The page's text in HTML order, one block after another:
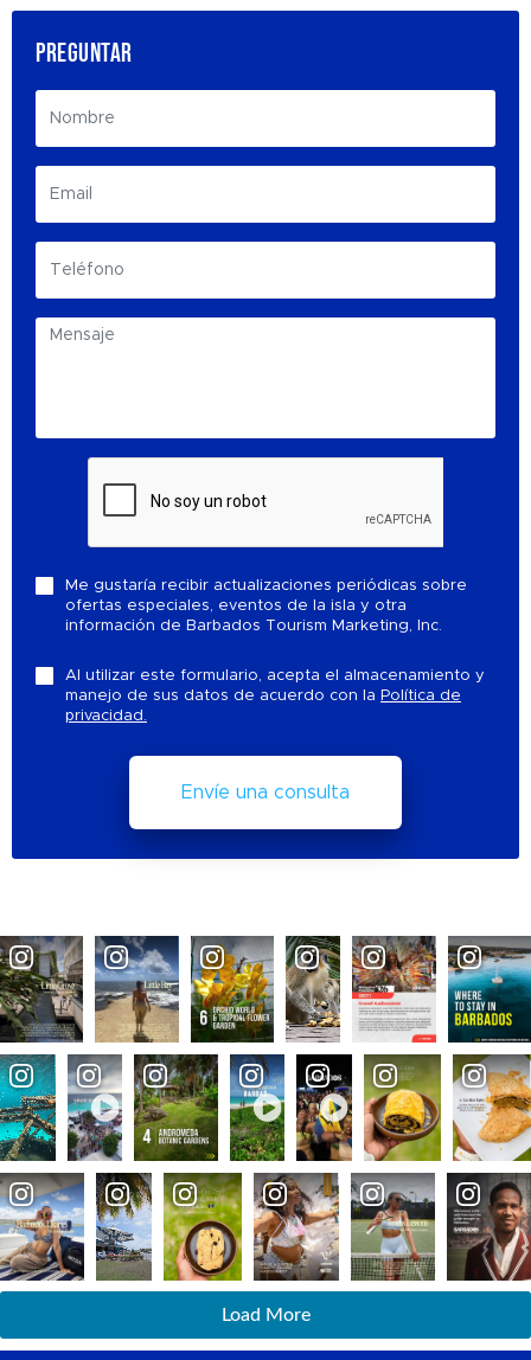
PREGUNTAR
Me gustaría recibir actualizaciones periódicas sobre
ofertas especiales, eventos de la isla y otra
información de Barbados Tourism Marketing, Inc.
Al utilizar este formulario, acepta el almacenamiento y
manejo de sus datos de acuerdo con la Política de
privacidad.
Load More